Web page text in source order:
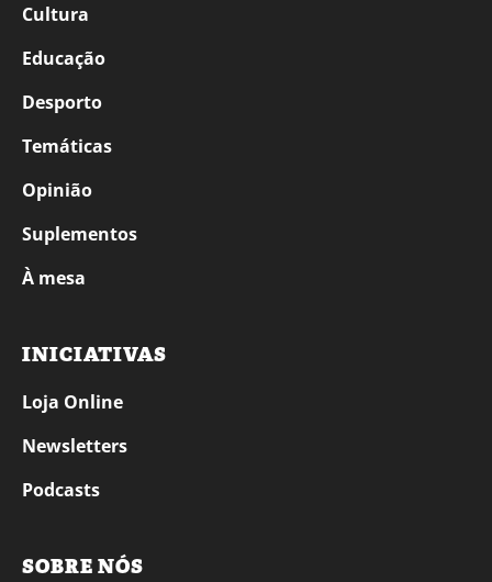
Cultura
Educação
Desporto
Temáticas
Opinião
Suplementos
À mesa
INICIATIVAS
Loja Online
Newsletters
Podcasts
SOBRE NÓS